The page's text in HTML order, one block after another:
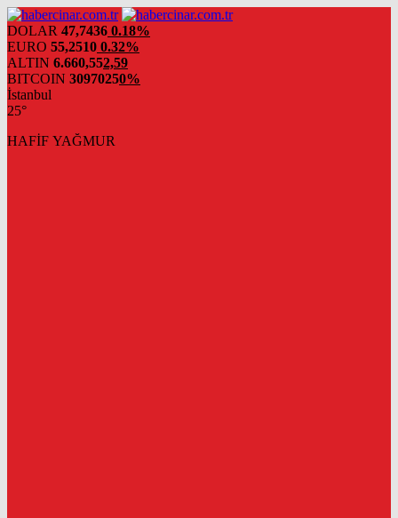
DOLAR 47,7436 0.18%
EURO 55,2510 0.32%
ALTIN 6.660,552,59
BITCOIN 30970250%
İstanbul
25°
HAFİF YAĞMUR